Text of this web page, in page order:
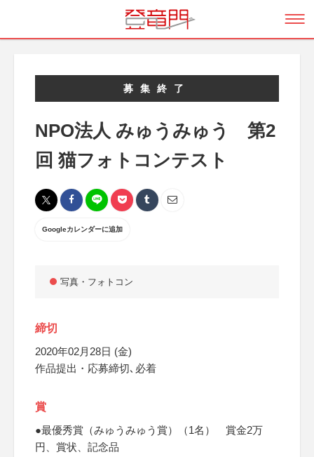
募集終了
NPO法人 みゅうみゅう 第2
回 猫フォトコンテスト
Googleカレンダーに追加
写真・フォトコン
締切
2020年02月28日 (金)
作品提出・応募締切､必着
賞
●最優秀賞（みゅうみゅう賞）（1名） 賞金2万
円、賞状、記念品